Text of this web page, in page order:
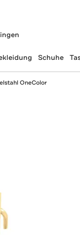
Schuhe
OneColor